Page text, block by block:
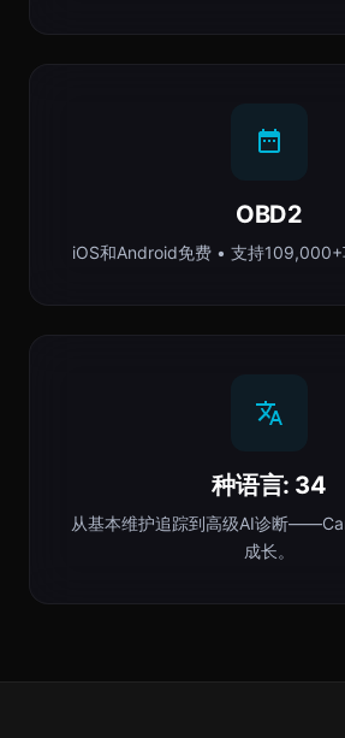
OBD2
iOS和Android免费 • 支持
种语言: 34
从基本维护追踪到高级AI诊断
成长。